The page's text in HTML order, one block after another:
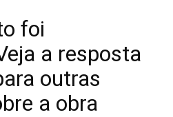
foi
a resposta
outras
a obra